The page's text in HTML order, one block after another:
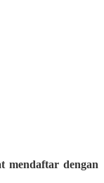
mendaftar dengan